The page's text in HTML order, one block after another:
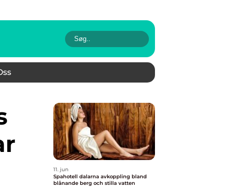
11. jun
Spahotell dalarna avkoppling bland
blånande berg och stilla vatten